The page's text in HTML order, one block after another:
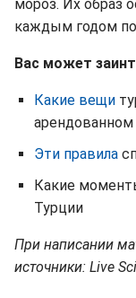
мороз. Их образ
каждым годом
Вас может
Какие вещи
Эти правила
Какие
Турции
При написании
источники: Live